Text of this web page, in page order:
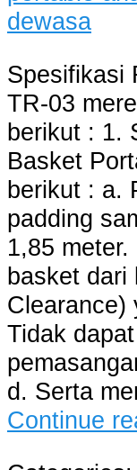
Spesifikasi
TR-03
berikut : 1.
Basket
berikut : a.
padding
1,85
basket dari
Clearance)
Tidak
d. Serta
Continue